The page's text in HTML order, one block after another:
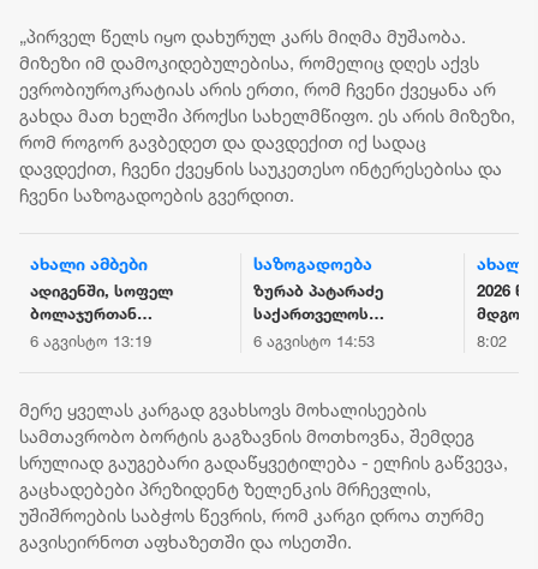
„პირველ წელს იყო დახურულ კარს მიღმა მუშაობა.
მიზეზი იმ დამოკიდებულებისა, რომელიც დღეს აქვს
ევრობიუროკრატიას არის ერთი, რომ ჩვენი ქვეყანა არ
გახდა მათ ხელში პროქსი სახელმწიფო. ეს არის მიზეზი,
რომ როგორ გავბედეთ და დავდექით იქ სადაც
დავდექით, ჩვენი ქვეყნის საუკეთესო ინტერესებისა და
ჩვენი საზოგადოების გვერდით.
ახალი ამბები
ადიგენში, სოფელ
ბოლაჯურთან
მომხდარ
ემსხვერპლა
6 აგვისტო 13:19
საზოგადოება
ზურაბ პატარაძე
საქართველოს
პრემიერ-
მდგრადი
განვითარების
მინისტრთან ერთად
ბათუმში
მნიშვნელოვან
ინფრასტრუქტურულ
პროექტებს გაეცნო
6 აგვისტო 14:53
ახალი
2026
8:02
მერე ყველას კარგად გვახსოვს მოხალისეების
სამთავრობო ბორტის გაგზავნის მოთხოვნა, შემდეგ
სრულიად გაუგებარი გადაწყვეტილება - ელჩის გაწვევა,
გაცხადებები პრეზიდენტ ზელენკის მრჩევლის,
უშიშროების საბჭოს წევრის, რომ კარგი დროა თურმე
გავისეირნოთ აფხაზეთში და ოსეთში.